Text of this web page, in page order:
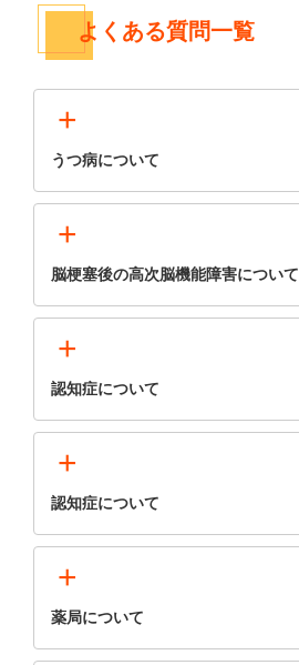
よくある質問一覧
+
うつ病について
+
脳梗塞後の高次脳機能障害について
+
認知症について
+
認知症について
+
薬局について